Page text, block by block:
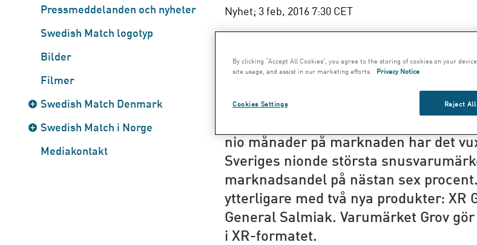
Pressmeddelanden och nyheter
Swedish Match logotyp
Bilder
Filmer
Swedish Match Denmark
Swedish Match i Norge
Mediakontakt
Nyhet; 3 feb, 2016 7:30 CET
XRANGE (XR)
två nya produkter
Swedish Match lanserade XR i april
nio månader på marknaden har det
Sveriges nionde största
marknadsandel på nästan sex
ytterligare med två nya produkter: XR
General Salmiak. Varumärket Grov
i XR-formatet.
By clicking “Accept All Cookies”, you agree to the storing of cookies on your
site usage, and assist in our marketing efforts.
Privacy Notice
Cookies Settings Reject All